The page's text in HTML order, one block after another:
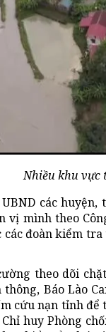
Nhiều khu vực
các
mình theo
các đoàn kiểm
theo dõi
Báo Lào
cứu nạn tỉnh
huy Phòng